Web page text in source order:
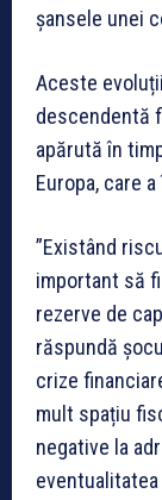
șansele unei
Aceste
descendentă
apărută în
Europa, care
”Existând
important să
rezerve de
răspundă
crize
mult spațiu
negative la